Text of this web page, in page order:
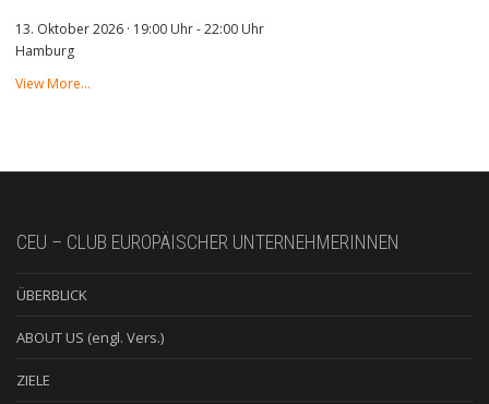
13. Oktober 2026 · 19:00 Uhr-22:00 Uhr
Hamburg
View More…
CEU – CLUB EUROPÄISCHER UNTERNEHMERINNEN
ÜBERBLICK
ABOUT US (engl. Vers.)
ZIELE